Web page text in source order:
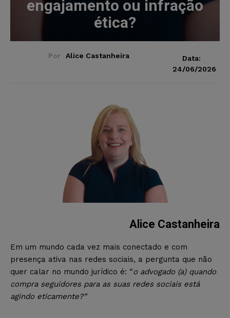
engajamento ou infração
ética?
Por Alice Castanheira
Data:
24/06/2026
Alice Castanheira
Em um mundo cada vez mais conectado e com
presença ativa nas redes sociais, a pergunta que não
quer calar no mundo jurídico é: “o advogado (a) quando
compra seguidores para as suas redes sociais está
agindo eticamente?”